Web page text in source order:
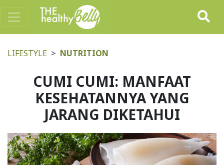
LIFESTYLE NUTRITION
CUMI CUMI: MANFAAT
KESEHATANNYA YANG
JARANG DIKETAHUI